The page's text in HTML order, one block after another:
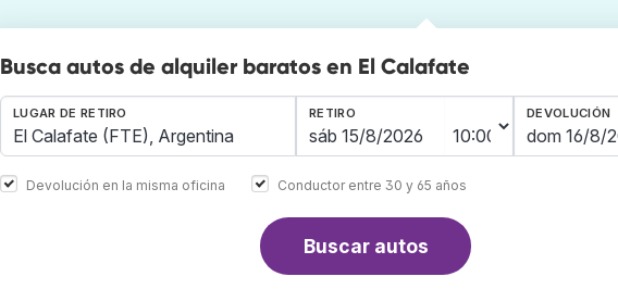
Busca autos de alquiler baratos en El Calafate
LUGAR DE RETIRO RETIRO DEVOLUCIÓN
Devolución en la misma oficina Conductor entre 30 y 65 años
Buscar autos